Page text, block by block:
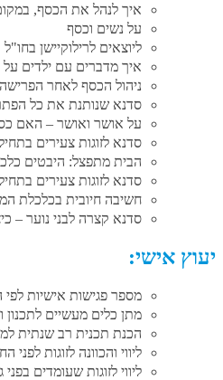
איך לנהל את הכסף,
על נשים וכסף
ליוצאים לרילוקיישן בחו"ל
איך מדברים עם ילדים
ניהול הכסף לאחר
סדנא שנותנת את כל
על אושר ואושר – האם
סדנא לזוגות צעירים
הבית מתפצל: היבטים
סדנא לזוגות צעירים
חשיבה חיובית בכלכלת
סדנא קצרה לבני נוער –
יעוץ אישי:
מספר פגישות אישיות לפי
מתן כלים מעשיים
הכנת תכנית רב שנתית
ליווי והכוונה לזוגות לפני
ליווי לזוגות שעומדים בפני